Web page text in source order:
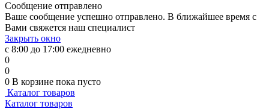
Сообщение отправлено
Ваше сообщение успешно отправлено. В ближайшее время с
Вами свяжется наш специалист
Закрыть окно
с 8:00 до 17:00 ежедневно
0
0
0 В корзине пока пусто
Каталог товаров
Каталог товаров